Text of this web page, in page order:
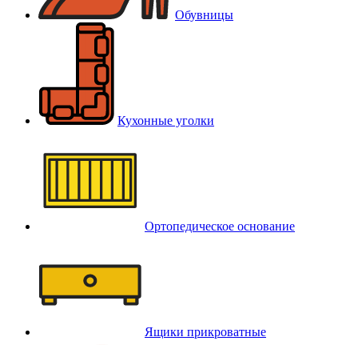
Обувницы
Кухонные уголки
Ортопедическое основание
Ящики прикроватные